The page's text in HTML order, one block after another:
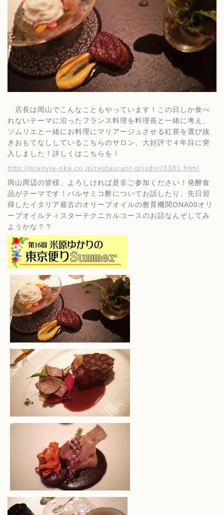
店長は岡山でこんなこともやっています！この日しか食べ
れないテーマに沿ったフランス料理を料理長と一緒に考え、
ソムリエと一緒にお料理にマリアージュさせる紅茶を選び抜
きおもてなししているこちらのサロン、大好評で４年目に突
入しました！詳しくはこちらを！
http://granvia-oka.co.jp/restaurant-prixdor/3381.html
岡山周辺の皆様、よろしければ是非ご参加ください！発酵食
品がテーマです！バルサミコ酢についてお話したり、先日習
得したイタリア最古のオリーブオイルの教育機関ONA00オリ
ーブオイルティスターテクニカルコースのお話なんぞしてみ
ようかな？？